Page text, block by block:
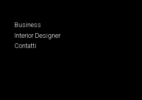
Business
Interior Designer
Contatti